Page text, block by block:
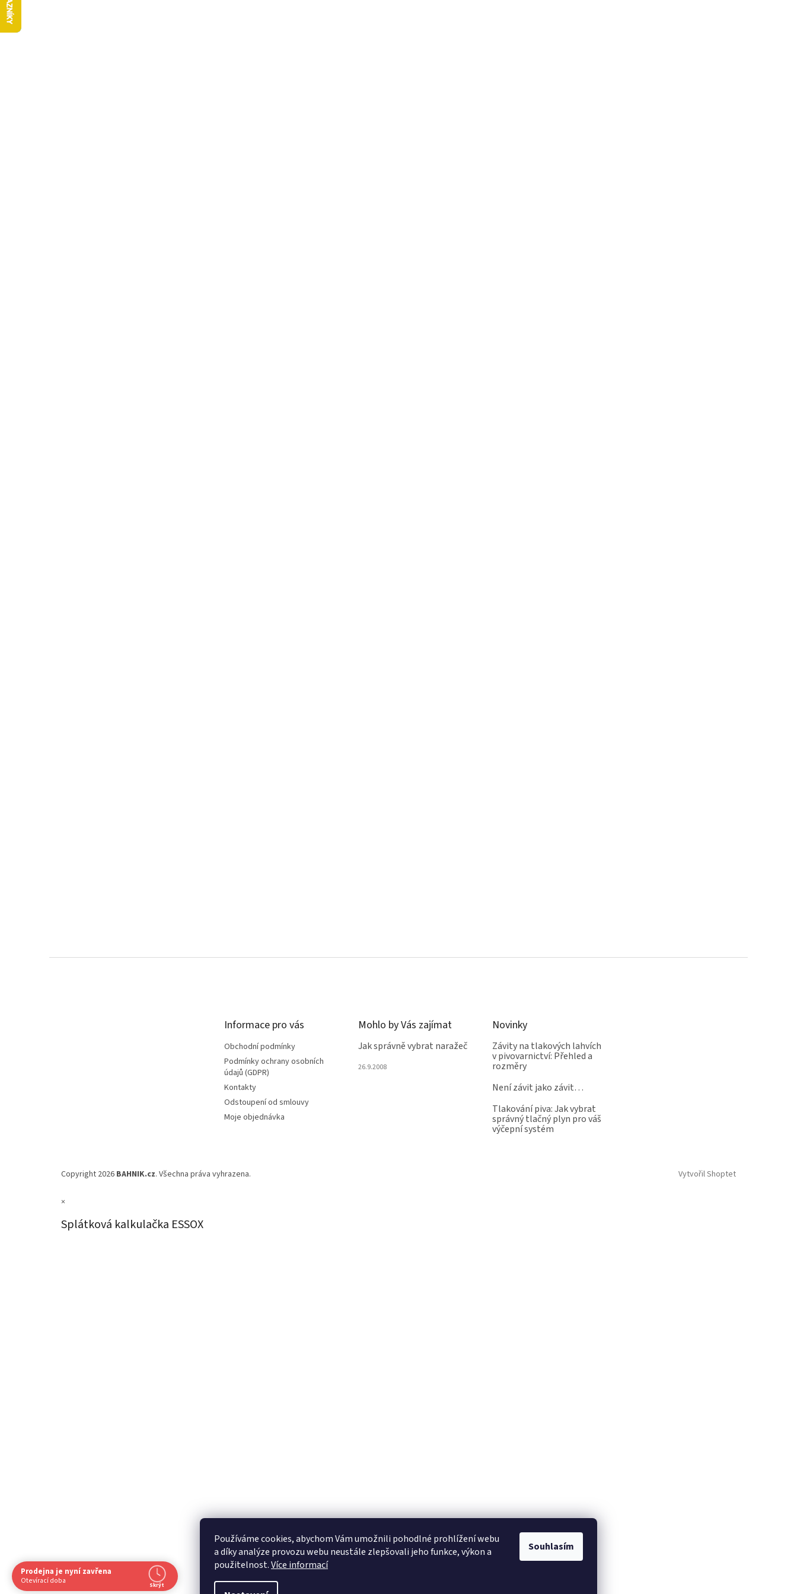
Používáme cookies, abychom Vám umožnili pohodlné prohlížení webu
a díky analýze provozu webu neustále zlepšovali jeho funkce, výkon a
použitelnost.Více informací
Souhlasím
Informace pro vás
Obchodní podmínky
Podmínky ochrany osobních
údajů (GDPR)
Kontakty
Odstoupení od smlouvy
Moje objednávka
Mohlo by Vás zajímat
Jak správně vybrat naražeč
26.9.2008
Novinky
Závity na tlakových lahvích
v pivovarnictví: Přehled a
rozměry
Není závit jako závit…
Tlakování piva: Jak vybrat
správný tlačný plyn pro váš
výčepní systém
Vytvořil Shoptet
Copyright 2026 BAHNIK.cz. Všechna práva vyhrazena.
×
Splátková kalkulačka ESSOX
Prodejna je nyní zavřena
Otevírací doba Skrýt
Navštivte nás osobně